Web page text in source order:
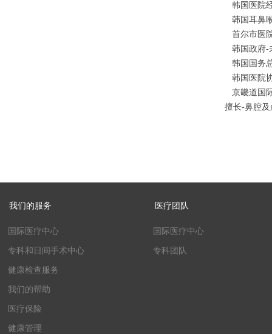
 韩国医院
 韩国耳鼻
 首尔市医
 韩国政府
 韩国国
 韩国医院
 京畿道国
擅长-鼻腔
我们的服务 医疗团队
国际医疗中心
专科和日间手术中心
健康检查服务
我们的帮助
医疗保险
健康管理
国际医疗中心
专科团队